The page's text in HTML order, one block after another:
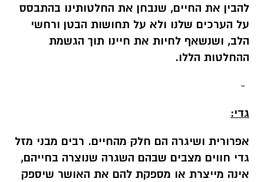
להבין את החיים, שנבחן את החלטותינו בהתבסס
על הערכים שלנו ולא על תחושות הבטן ורחשי
הלב, ושנשאף לחיות את חיינו תוך הגשמת
ההחלטות הללו.
-
גדי:
אפרורית ושיגרה הם חלק מהחיים. רבים מבני מזל
גדי חווים מצבים שבהם השגרה שנוצרה בחייהם,
אינה מייצרת או מספקת להם את האושר שיספק